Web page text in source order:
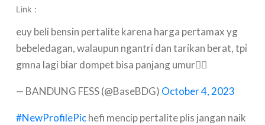
Link :
euy beli bensin pertalite karena harga pertamax yg
bebeledagan, walaupun ngantri dan tarikan berat, tpi
gmna lagi biar dompet bisa panjang umur😮‍💨
— BANDUNG FESS (@BaseBDG) October 4, 2023
#NewProfilePichefi mencip pertalite plis jangan naik